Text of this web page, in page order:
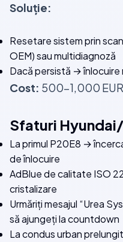
Soluție:
Resetare sistem prin
OEM) sau multidiagnoză
Dacă persistă → înlocuire
Cost: 500-1,000
Sfaturi
La primul P20E8 →
de înlocuire
AdBlue de calitate ISO
cristalizare
Urmăriți mesajul “Urea
să ajungeți la countdown
La condus urban